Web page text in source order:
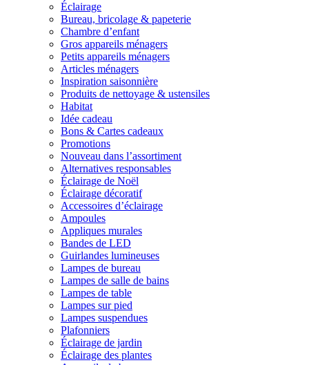
Éclairage
Bureau, bricolage & papeterie
Chambre d’enfant
Gros appareils ménagers
Petits appareils ménagers
Articles ménagers
Inspiration saisonnière
Produits de nettoyage & ustensiles
Habitat
Idée cadeau
Bons & Cartes cadeaux
Promotions
Nouveau dans l’assortiment
Alternatives responsables
Éclairage de Noël
Éclairage décoratif
Accessoires d’éclairage
Ampoules
Appliques murales
Bandes de LED
Guirlandes lumineuses
Lampes de bureau
Lampes de salle de bains
Lampes de table
Lampes sur pied
Lampes suspendues
Plafonniers
Éclairage de jardin
Éclairage des plantes